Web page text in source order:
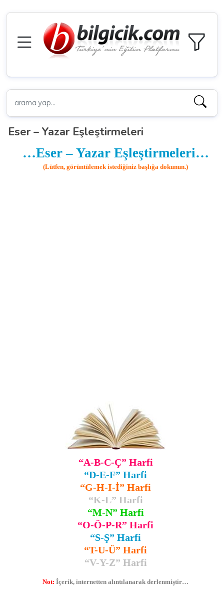
Eser – Yazar Eşleştirmeleri
…Eser – Yazar Eşleştirmeleri…
(Lütfen, görüntülemek istediğiniz başlığa dokunun.)
“A-B-C-Ç” Harfi
“D-E-F” Harfi
“G-H-I-İ” Harfi
“K-L” Harfi
“M-N” Harfi
“O-Ö-P-R” Harfi
“S-Ş” Harfi
“T-U-Ü” Harfi
“V-Y-Z” Harfi
Not: İçerik, internetten alıntılanarak derlenmiştir…